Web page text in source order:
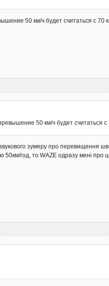
50 км/ч будет считаться с 70
50 км/ч будет считаться с
зумеру про перевищення
год, то WAZE одразу мені про